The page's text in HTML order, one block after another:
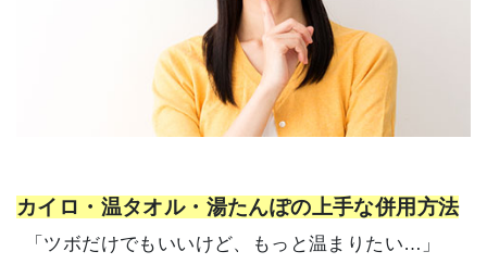
カイロ・温タオル・湯たんぽの上手な併用方法
「ツボだけでもいいけど、もっと温まりたい…」